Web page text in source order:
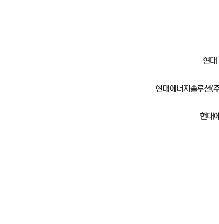
현
현대에너지솔루션(
현대